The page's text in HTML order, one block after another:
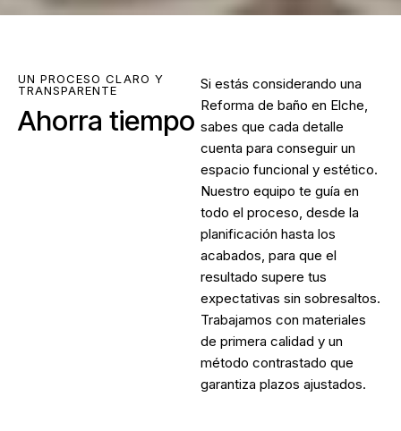
UN PROCESO CLARO Y
TRANSPARENTE
Ahorra tiempo
Si estás considerando una
Reforma de baño en Elche,
sabes que cada detalle
cuenta para conseguir un
espacio funcional y estético.
Nuestro equipo te guía en
todo el proceso, desde la
planificación hasta los
acabados, para que el
resultado supere tus
expectativas sin sobresaltos.
Trabajamos con materiales
de primera calidad y un
método contrastado que
garantiza plazos ajustados.